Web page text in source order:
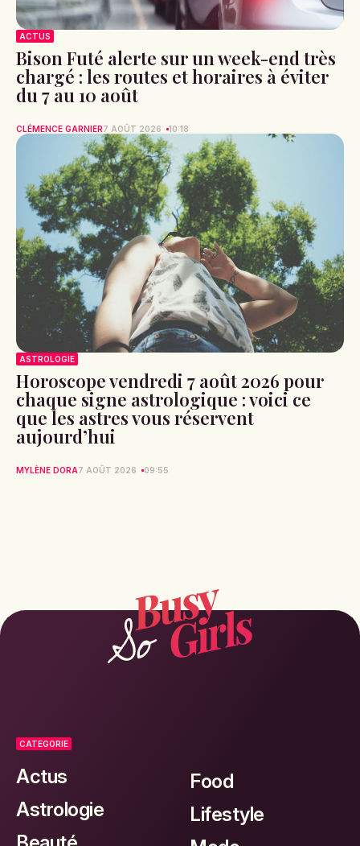
ACTUS
Bison Futé alerte sur un week-end très
chargé : les routes et horaires à éviter
du 7 au 10 août
CLÉMENCE GARNIER7 AOÛT 2026 10:18
ASTROLOGIE
Horoscope vendredi 7 août 2026 pour
chaque signe astrologique : voici ce
que les astres vous réservent
aujourd’hui
MYLÈNE DORA7 AOÛT 2026 09:55
CATEGORIE
Actus
Astrologie
Food
Lifestyle